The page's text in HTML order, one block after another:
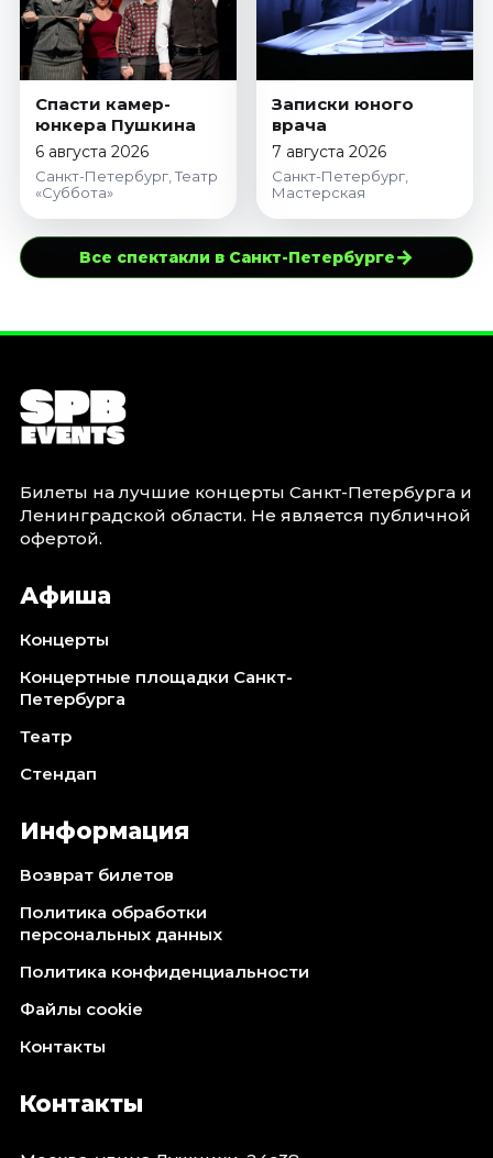
Спасти камер-
юнкера Пушкина
6 августа 2026
Санкт-Петербург, Театр
«Суббота»
Записки юного
врача
7 августа 2026
Санкт-Петербург,
Мастерская
Все спектакли в Санкт-Петербурге→
Билеты на лучшие концерты Санкт-Петербурга и
Ленинградской области. Не является публичной
офертой.
Афиша
Концерты
Концертные площадки Санкт-
Петербурга
Театр
Стендап
Информация
Возврат билетов
Политика обработки
персональных данных
Политика конфиденциальности
Файлы cookie
Контакты
Контакты